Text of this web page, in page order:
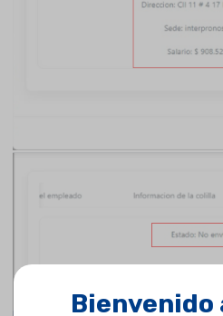
Bienvenido